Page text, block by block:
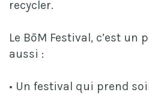
recycler.
Le BōM Festival, c’est un
aussi :
• Un festival qui prend